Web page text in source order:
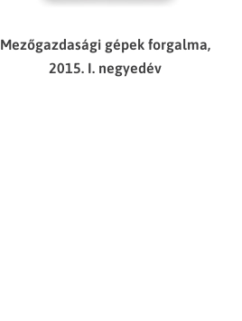
Mezőgazdasági gépek forgalma,
2015. I. negyedév